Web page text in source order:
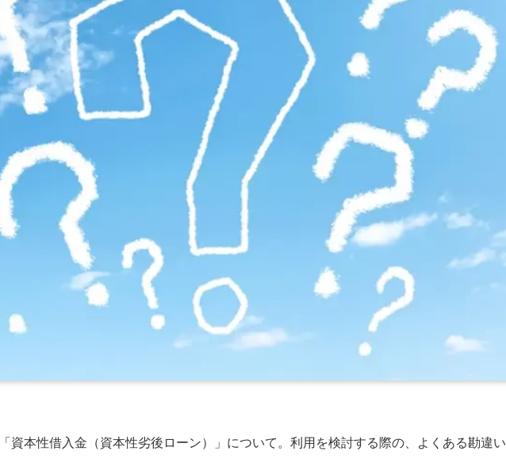
資本性借入金（資本性劣後ローン）」について。利用を検討する際の、よくある勘違い